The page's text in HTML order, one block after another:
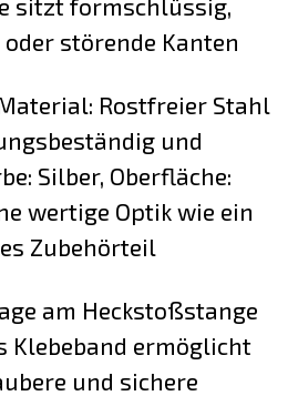
sitzt formschlüssig,
störende Kanten
Rostfreier Stahl
und
Silber, Oberfläche:
wertige Optik wie ein
Zubehörteil
am Heckstoßstange
Klebeband ermöglicht
und sichere